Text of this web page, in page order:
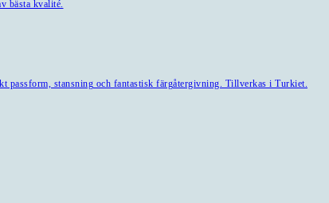
bästa kvalité.
passform, stansning och fantastisk färgåtergivning. Tillverkas i Turkiet.